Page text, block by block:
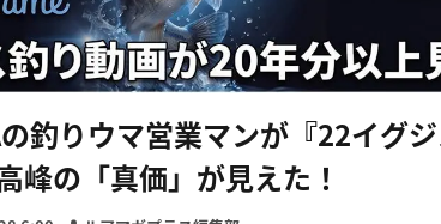
釣りウマ営業マンが『22イグ
峰の「真価」が見えた！